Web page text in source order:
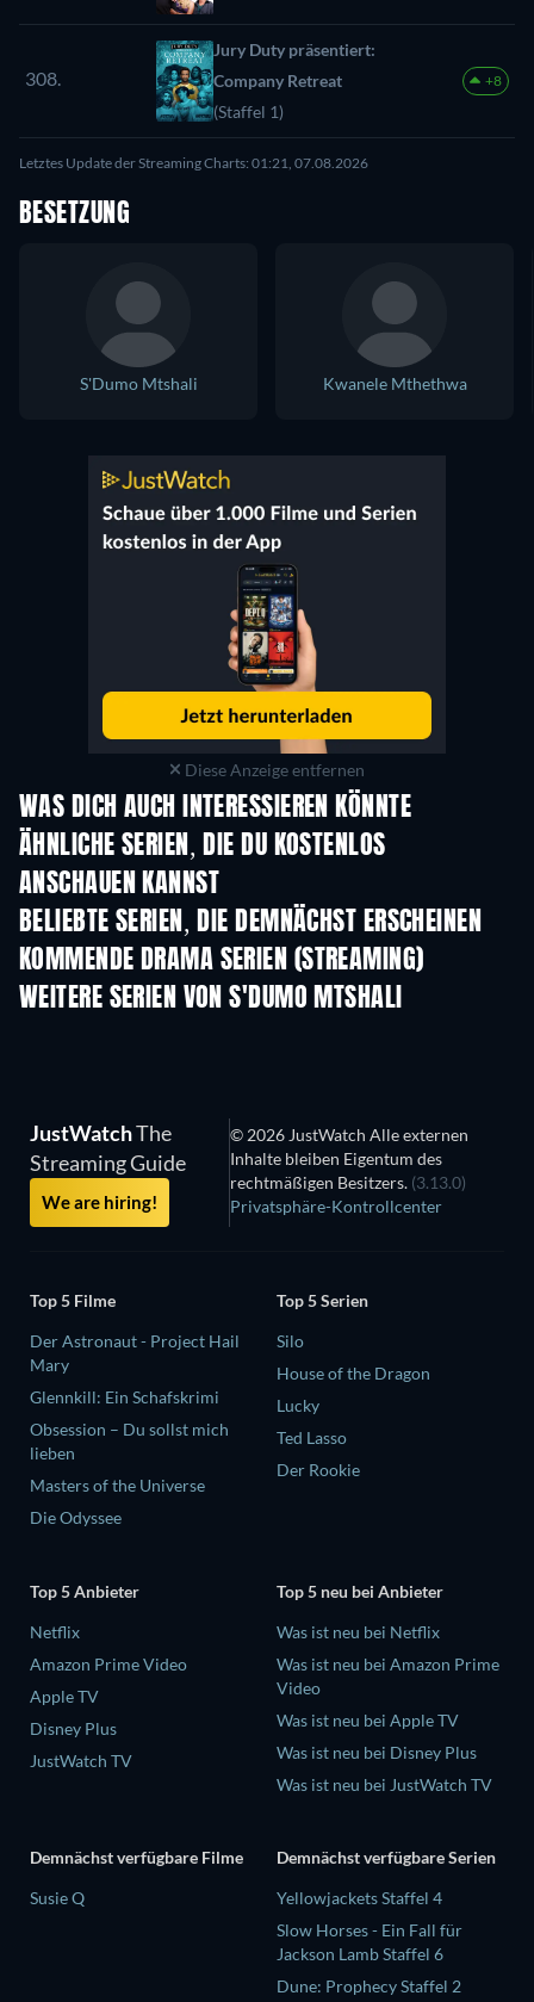
308.
Jury Duty präsentiert:
Company Retreat
(Staffel 1)
+8
Letztes Update der Streaming Charts: 01:21, 07.08.2026
BESETZUNG
S'Dumo Mtshali Kwanele Mthethwa
Diese Anzeige entfernen
WAS DICH AUCH INTERESSIEREN KÖNNTE
Serie Serie
ÄHNLICHE SERIEN, DIE DU KOSTENLOS
ANSCHAUEN KANNST
Serie
BELIEBTE SERIEN, DIE DEMNÄCHST ERSCHEINEN
Serie Serie
KOMMENDE DRAMA SERIEN (STREAMING)
Staffel 4 Staffel 6
WEITERE SERIEN VON S'DUMO MTSHALI
Serie Serie
JustWatchThe
Streaming Guide
We are hiring!
© 2026 JustWatch Alle externen
Inhalte bleiben Eigentum des
rechtmäßigen Besitzers. (3.13.0)
Privatsphäre-Kontrollcenter
Top 5 Filme
Der Astronaut - Project Hail
Mary
Glennkill: Ein Schafskrimi
Obsession – Du sollst mich
lieben
Masters of the Universe
Die Odyssee
Top 5 Serien
Silo
House of the Dragon
Lucky
Ted Lasso
Der Rookie
Top 5 Anbieter
Netflix
Amazon Prime Video
Apple TV
Disney Plus
JustWatch TV
Top 5 neu bei Anbieter
Was ist neu bei Netflix
Was ist neu bei Amazon Prime
Video
Was ist neu bei Apple TV
Was ist neu bei Disney Plus
Was ist neu bei JustWatch TV
Demnächst verfügbare Filme
Susie Q
Demnächst verfügbare Serien
Yellowjackets Staffel 4
Slow Horses - Ein Fall für
Jackson Lamb Staffel 6
Dune: Prophecy Staffel 2